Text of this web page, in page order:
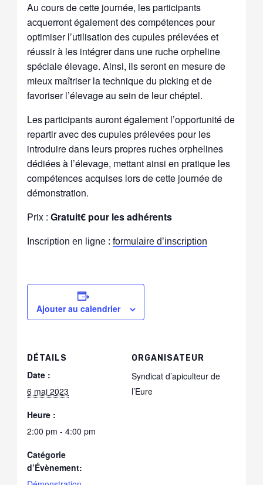
Au cours de cette journée, les participants
acquerront également des compétences pour
optimiser l’utilisation des cupules prélevées et
réussir à les intégrer dans une ruche orpheline
spéciale élevage. Ainsi, ils seront en mesure de
mieux maîtriser la technique du picking et de
favoriser l’élevage au sein de leur chéptel.
Les participants auront également l’opportunité de
repartir avec des cupules prélevées pour les
introduire dans leurs propres ruches orphelines
dédiées à l’élevage, mettant ainsi en pratique les
compétences acquises lors de cette journée de
démonstration.
Prix :Gratuit€ pour les adhérents
Inscription en ligne :formulaire d’inscription
Ajouter au calendrier
DÉTAILS
Date :
6 mai 2023
Heure :
2:00 pm - 4:00 pm
Catégorie
d’Évènement:
ORGANISATEUR
Syndicat d’apiculteur de
l’Eure